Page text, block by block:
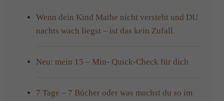
Wenn dein Kind Mathe nicht versteht und DU
nachts wach liegst – ist das kein Zufall.
Neu: mein 15 – Min- Quick-Check für dich
7 Tage – 7 Bücher oder was machst du so im